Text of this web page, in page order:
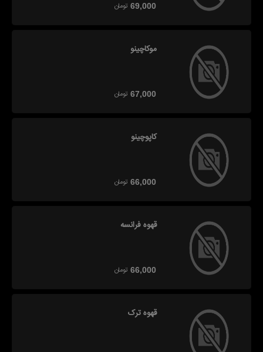
69,000 تومان
موکاچینو
67,000 تومان
کاپوچینو
66,000 تومان
قهوه فرانسه
66,000 تومان
قهوه ترک